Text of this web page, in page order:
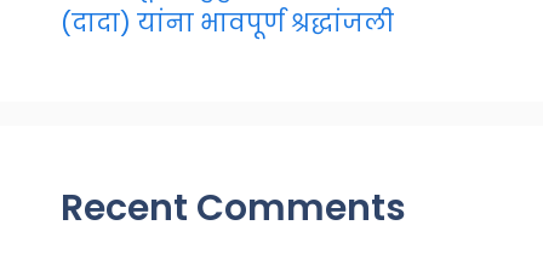
(दादा) यांना भावपूर्ण श्रद्धांजली
Recent Comments